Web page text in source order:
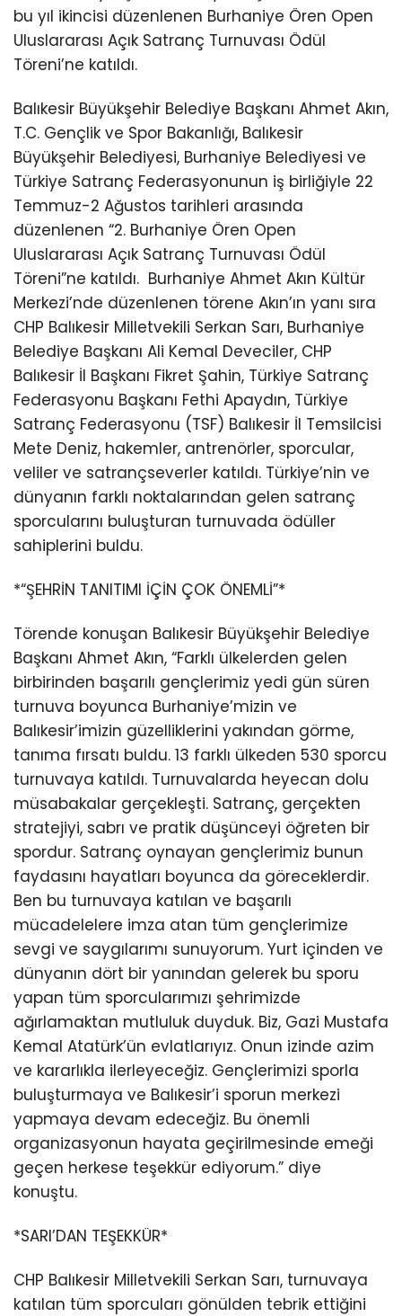
bu yıl ikincisi düzenlenen Burhaniye Ören Open
Uluslararası Açık Satranç Turnuvası Ödül
Töreni’ne katıldı.
Balıkesir Büyükşehir Belediye Başkanı Ahmet Akın,
T.C. Gençlik ve Spor Bakanlığı, Balıkesir
Büyükşehir Belediyesi, Burhaniye Belediyesi ve
Türkiye Satranç Federasyonunun iş birliğiyle 22
Temmuz-2 Ağustos tarihleri arasında
düzenlenen “2. Burhaniye Ören Open
Uluslararası Açık Satranç Turnuvası Ödül
Töreni”ne katıldı. Burhaniye Ahmet Akın Kültür
Merkezi’nde düzenlenen törene Akın’ın yanı sıra
CHP Balıkesir Milletvekili Serkan Sarı, Burhaniye
Belediye Başkanı Ali Kemal Deveciler, CHP
Balıkesir İl Başkanı Fikret Şahin, Türkiye Satranç
Federasyonu Başkanı Fethi Apaydın, Türkiye
Satranç Federasyonu (TSF) Balıkesir İl Temsilcisi
Mete Deniz, hakemler, antrenörler, sporcular,
veliler ve satrançseverler katıldı. Türkiye’nin ve
dünyanın farklı noktalarından gelen satranç
sporcularını buluşturan turnuvada ödüller
sahiplerini buldu.
*“ŞEHRİN TANITIMI İÇİN ÇOK ÖNEMLİ”*
Törende konuşan Balıkesir Büyükşehir Belediye
Başkanı Ahmet Akın, “Farklı ülkelerden gelen
birbirinden başarılı gençlerimiz yedi gün süren
turnuva boyunca Burhaniye’mizin ve
Balıkesir’imizin güzelliklerini yakından görme,
tanıma fırsatı buldu. 13 farklı ülkeden 530 sporcu
turnuvaya katıldı. Turnuvalarda heyecan dolu
müsabakalar gerçekleşti. Satranç, gerçekten
stratejiyi, sabrı ve pratik düşünceyi öğreten bir
spordur. Satranç oynayan gençlerimiz bunun
faydasını hayatları boyunca da göreceklerdir.
Ben bu turnuvaya katılan ve başarılı
mücadelelere imza atan tüm gençlerimize
sevgi ve saygılarımı sunuyorum. Yurt içinden ve
dünyanın dört bir yanından gelerek bu sporu
yapan tüm sporcularımızı şehrimizde
ağırlamaktan mutluluk duyduk. Biz, Gazi Mustafa
Kemal Atatürk’ün evlatlarıyız. Onun izinde azim
ve kararlıkla ilerleyeceğiz. Gençlerimizi sporla
buluşturmaya ve Balıkesir’i sporun merkezi
yapmaya devam edeceğiz. Bu önemli
organizasyonun hayata geçirilmesinde emeği
geçen herkese teşekkür ediyorum.” diye
konuştu.
*SARI’DAN TEŞEKKÜR*
CHP Balıkesir Milletvekili Serkan Sarı, turnuvaya
katılan tüm sporcuları gönülden tebrik ettiğini